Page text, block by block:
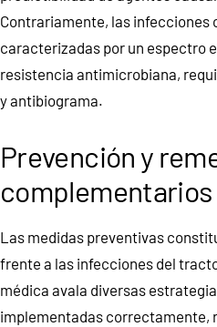
Contrariamente, las infecciones
caracterizadas por un espectro
resistencia antimicrobiana,
y antibiograma.
Prevención y
complementarios
Las medidas preventivas
frente a las infecciones del
médica avala diversas
implementadas correctamente,